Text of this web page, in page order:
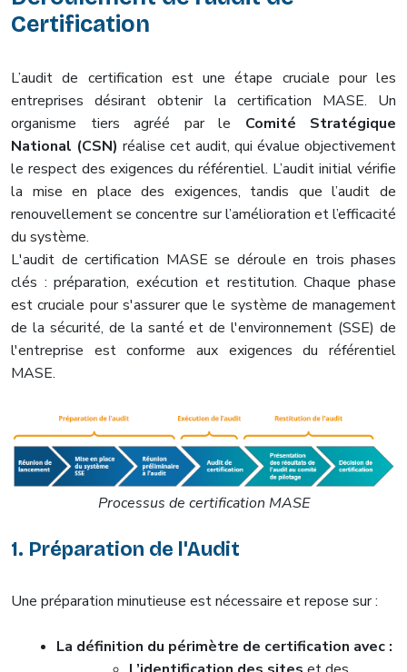
Certification
L’audit de certification est une étape cruciale pour les
entreprises désirant obtenir la certification MASE. Un
organisme tiers agréé par le Comité Stratégique
National (CSN) réalise cet audit, qui évalue objectivement
le respect des exigences du référentiel. L’audit initial vérifie
la mise en place des exigences, tandis que l’audit de
renouvellement se concentre sur l’amélioration et l’efficacité
du système.
L'audit de certification MASE se déroule en trois phases
clés : préparation, exécution et restitution. Chaque phase
est cruciale pour s'assurer que le système de management
de la sécurité, de la santé et de l'environnement (SSE) de
l'entreprise est conforme aux exigences du référentiel
MASE.
Processus de certification MASE
1. Préparation de l'Audit
Une préparation minutieuse est nécessaire et repose sur :
La définition du périmètre de certification avec :